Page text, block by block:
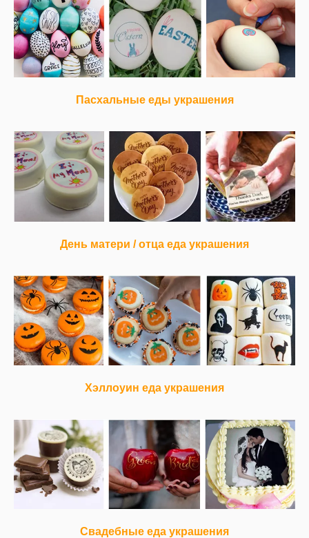
Пасхальные еды украшения
День матери / отца еда украшения
Хэллоуин еда украшения
Свадебные еда украшения